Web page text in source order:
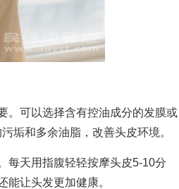
可以选择含有控油成分的发膜或
垢和多余油脂，改善头皮环境。
天用指腹轻轻按摩头皮5-10分
让头发更加健康。